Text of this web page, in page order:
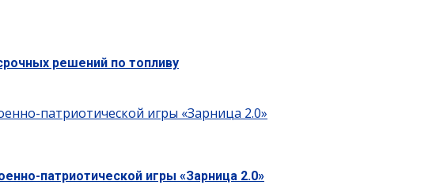
решений по топливу
патриотической игры «Зарница 2.0»
патриотической игры «Зарница 2.0»